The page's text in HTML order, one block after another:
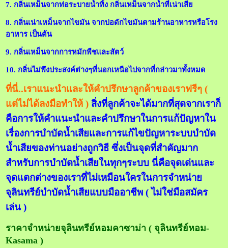
7. กลิ่นเหม็นจากท่อระบายน้ำทิ้ง กลิ่นเหม็นจากน้ำที่เน่าเสีย
8. กลิ่นเน่าเหม็นจากไขมัน จากบ่อดักไขมันตามร้านอาหารหรือโรง
อาหาร เป็นต้น
9. กลิ่นเหม็นจากการหมักพืชและสัตว์
10. กลิ่นไม่พึงประสงค์ต่างๆที่นอกเหนือไปจากที่กล่าวมาทั้งหมด
ที่นี่..เราแนะนำและให้คำปรึกษาลูกค้าของเราฟรีๆ (
แต่ไม่ได้ลงมือทำให้ ) สิ่งที่ลูกค้าจะได้มากที่สุดจากเราก็
คือการให้คำแนะนำและคำปรึกษาในการแก้ปัญหาใน
เรื่องการบำบัดน้ำเสียและการแก้ไขปัญหาระบบบำบัด
น้ำเสียของท่านอย่างถูกวิธี ซึ่งเป็นจุดที่สำคัญมาก
สำหรับการบำบัดน้ำเสียในทุกๆระบบ นี่คือจุดเด่นและ
จุดแตกต่างของเราที่ไม่เหมือนใครในการจำหน่าย
จุลินทรีย์บำบัดน้ำเสียแบบมืออาชีพ ( ไม่ใช่มือสมัคร
เล่น )
ราคาจำหน่ายจุลินทรีย์หอมคาซาม่า ( จุลินทรีย์หอม-
Kasama )